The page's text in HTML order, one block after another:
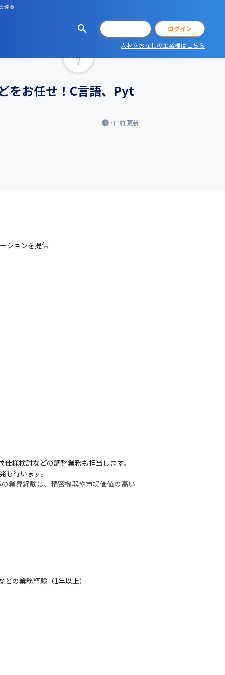
環境
ログイン
人材をお探しの企業様はこちら
をお任せ！C言語、Pyt
7日前 更新
ションを提供
様検討などの調整業務も担当します。
行います。
業界経験は、精密機器や市場価値の高い
御などの取り纏め・マネジメントを行
）の開発業務を担当します。
で対応します。
野で導入が考えられています。分野に捕
の業務経験（1年以上）